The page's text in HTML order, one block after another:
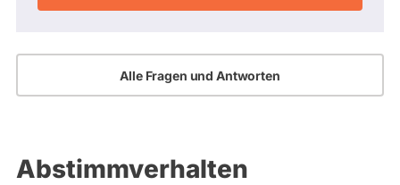
Alle Fragen und Antworten
Abstimmverhalten